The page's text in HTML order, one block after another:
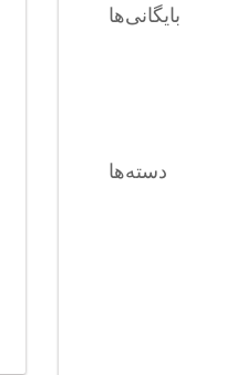
بایگانی‌ها
دسته‌ها